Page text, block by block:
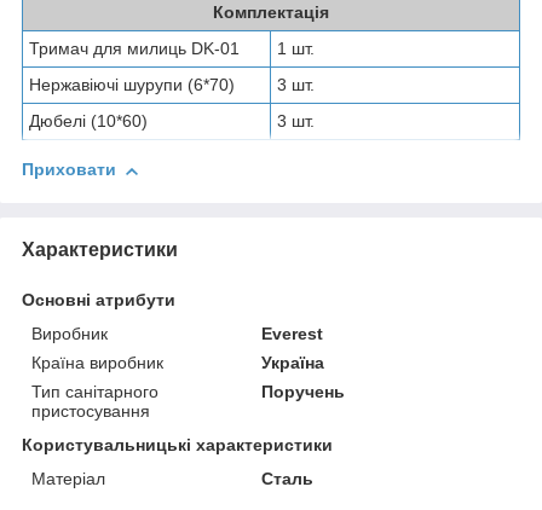
Комплектація
Тримач для милиць DK-01
1 шт.
Нержавіючі шурупи (6*70)
3 шт.
Дюбелі (10*60)
3 шт.
Приховати
Характеристики
Основні атрибути
Виробник
Everest
Країна виробник
Україна
Тип санітарного
пристосування
Поручень
Користувальницькі характеристики
Матеріал
Сталь